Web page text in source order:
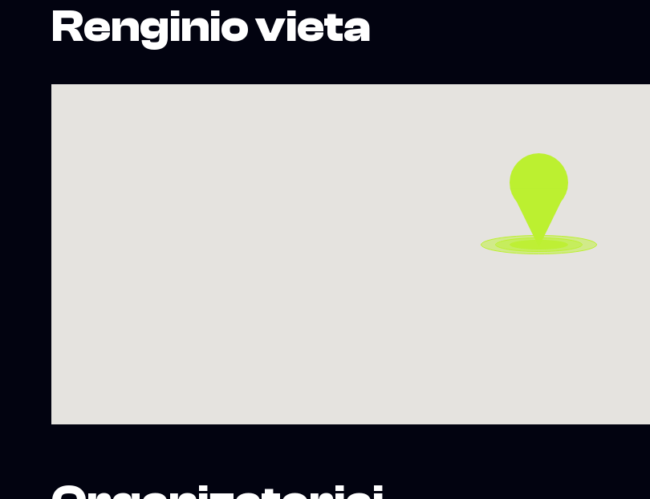
Renginio vieta